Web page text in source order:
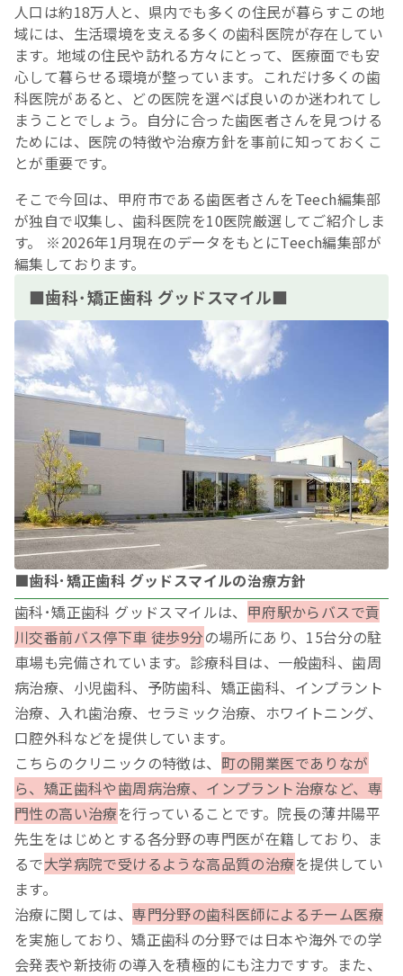
人口は約18万人と、県内でも多くの住民が暮らすこの地
域には、生活環境を支える多くの歯科医院が存在してい
ます。地域の住民や訪れる方々にとって、医療面でも安
心して暮らせる環境が整っています。これだけ多くの歯
科医院があると、どの医院を選べば良いのか迷われてし
まうことでしょう。自分に合った歯医者さんを見つける
ためには、医院の特徴や治療方針を事前に知っておくこ
とが重要です。
そこで今回は、甲府市である歯医者さんをTeech編集部
が独自で収集し、歯科医院を10医院厳選してご紹介しま
す。 ※2026年1月現在のデータをもとにTeech編集部が
編集しております。
■歯科･矯正歯科 グッドスマイル■
■歯科･矯正歯科 グッドスマイルの治療方針
歯科･矯正歯科 グッドスマイルは、 甲府駅からバスで貢
川交番前バス停下車 徒歩9分の場所にあり、15台分の駐
車場も完備されています。診療科目は、一般歯科、歯周
病治療、小児歯科、予防歯科、矯正歯科、インプラント
治療、入れ歯治療、セラミック治療、ホワイトニング、
口腔外科などを提供しています。
こちらのクリニックの特徴は、 町の開業医でありなが
ら、矯正歯科や歯周病治療、インプラント治療など、専
門性の高い治療を行っていることです。院長の薄井陽平
先生をはじめとする各分野の専門医が在籍しており、ま
るで大学病院で受けるような高品質の治療を提供してい
ます。
治療に関しては、専門分野の歯科医師によるチーム医療
を実施しており、矯正歯科の分野では日本や海外での学
会発表や新技術の導入を積極的にも注力ですす。また、